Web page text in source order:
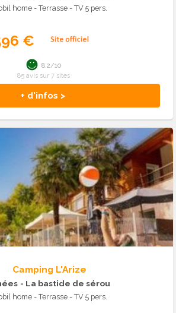
home - Terrasse - TV 5 pers.
€
+ d'infos >
8.2/10
85 avis sur 7 sites
Camping L'Arize
- La bastide de sérou
home - Terrasse - TV 5 pers.